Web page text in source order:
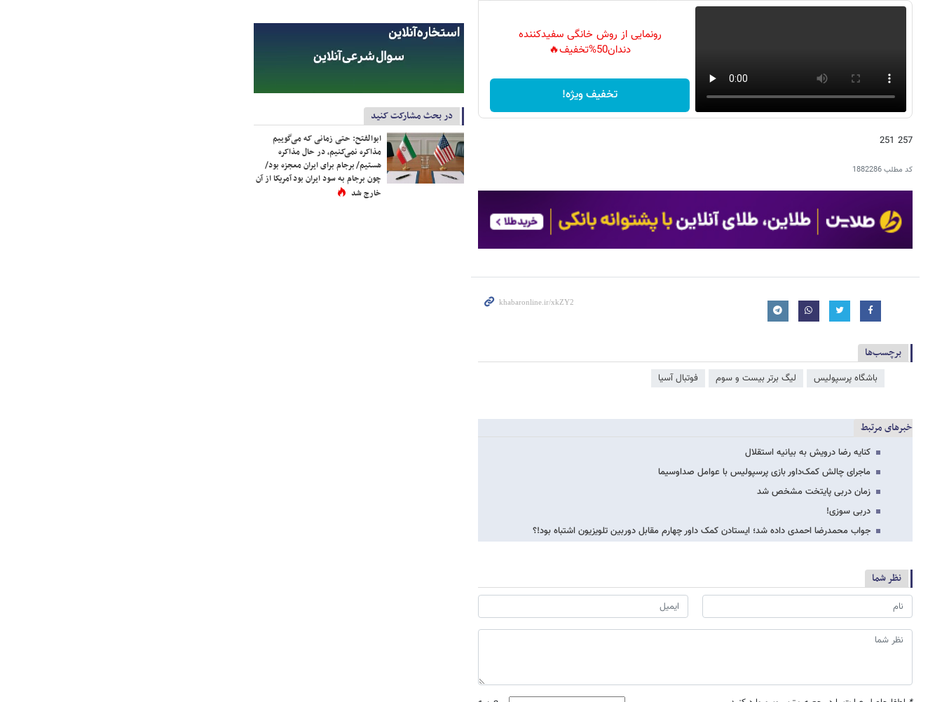
رونمایی از روش خانگی سفیدکننده
دندان50%تخفیف🔥
تخفیف ویژه!
257 251
کد مطلب1882286
برچسب‌ها
باشگاه پرسپولیس لیگ برتر بیست و سوم فوتبال آسیا
خبرهای مرتبط
کنایه رضا درویش به بیانیه استقلال
ماجرای چالش کمک‌داور بازی پرسپولیس با عوامل صداوسیما
زمان دربی پایتخت مشخص شد
دربی سوزی!
جواب محمدرضا احمدی داده شد؛ ایستادن کمک داور چهارم مقابل دوربین تلویزیون اشتباه بود!؟
نظر شما
در بحث مشارکت کنید
ابوالفتح: حتی زمانی که می‌گوییم
مذاکره نمی‌کنیم، در حال مذاکره
هستیم/ برجام برای ایران معجزه بود/
چون برجام به سود ایران بود آمریکا از آن
خارج شد